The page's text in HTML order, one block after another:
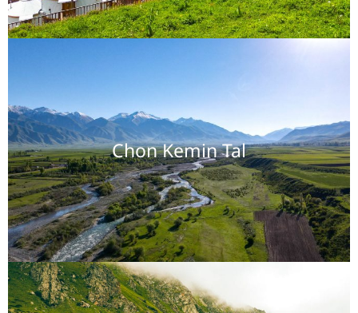
Chon Kemin Tal